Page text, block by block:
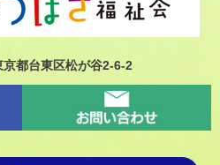
都台東区松が谷2-6-2